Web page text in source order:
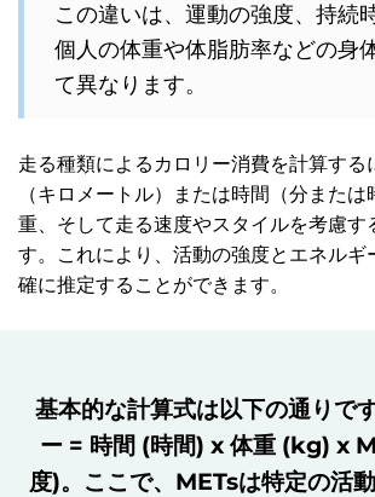
この違いは、運動の強度、持続
個人の体重や体脂肪率などの身
て異なります。
走る種類によるカロリー消費を計算する
（キロメートル）または時間（分また
重、そして走る速度やスタイルを考慮す
す。これにより、活動の強度とエネルギ
確に推定することができます。
基本的な計算式は以下の通りで
ー = 時間 (時間) x 体重 (kg) x
度)。ここで、METsは特定の活